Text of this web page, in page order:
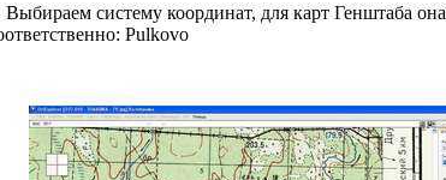
Выбираем систему координат, для карт Генштаба она
Pulkovo